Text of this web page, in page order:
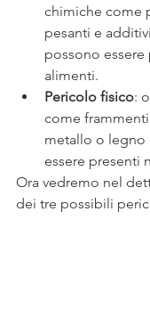
chimiche come
pesanti e
possono
alimenti.
Pericolo fisico:
come
metallo o legno
essere presenti
Ora vedremo nel
dei tre possibili